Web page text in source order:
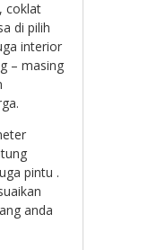
coklat
di pilih
interior
– masing
pintu .
anda